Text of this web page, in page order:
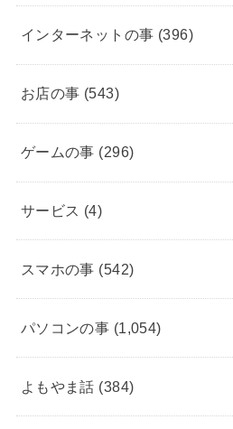
インターネットの事 (396)
お店の事 (543)
ゲームの事 (296)
サービス (4)
スマホの事 (542)
パソコンの事 (1,054)
よもやま話 (384)